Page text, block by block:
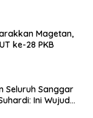
Magetan,
ke-28 PKB
Seluruh Sanggar
Ini Wujud